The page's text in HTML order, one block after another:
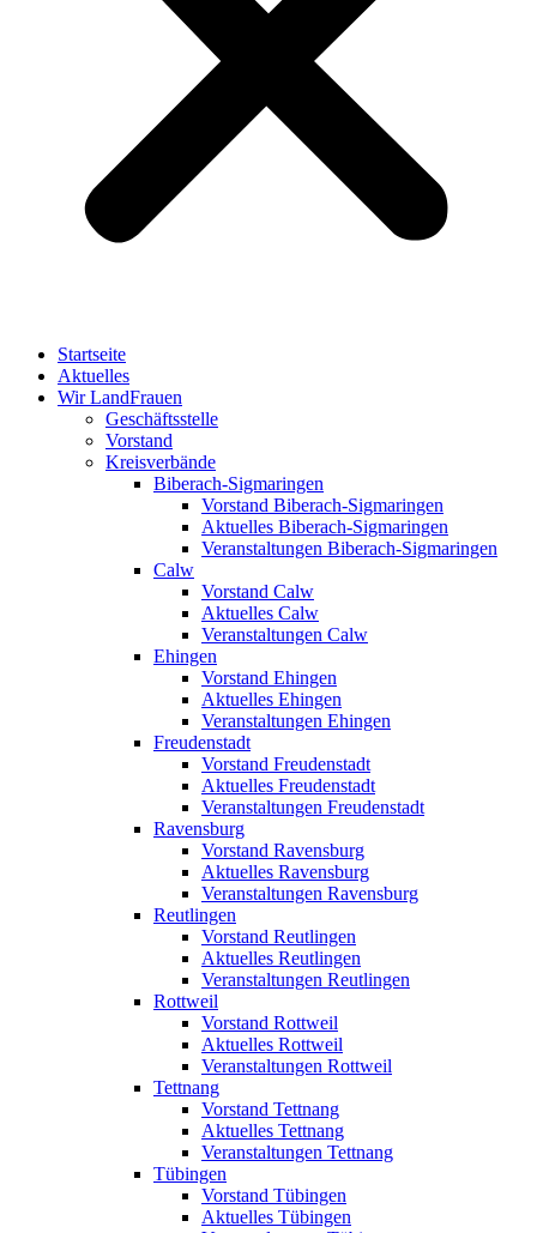
Startseite
Aktuelles
Wir LandFrauen
Geschäftsstelle
Vorstand
Kreisverbände
Biberach-Sigmaringen
Vorstand Biberach-Sigmaringen
Aktuelles Biberach-Sigmaringen
Veranstaltungen Biberach-Sigmaringen
Calw
Vorstand Calw
Aktuelles Calw
Veranstaltungen Calw
Ehingen
Vorstand Ehingen
Aktuelles Ehingen
Veranstaltungen Ehingen
Freudenstadt
Vorstand Freudenstadt
Aktuelles Freudenstadt
Veranstaltungen Freudenstadt
Ravensburg
Vorstand Ravensburg
Aktuelles Ravensburg
Veranstaltungen Ravensburg
Reutlingen
Vorstand Reutlingen
Aktuelles Reutlingen
Veranstaltungen Reutlingen
Rottweil
Vorstand Rottweil
Aktuelles Rottweil
Veranstaltungen Rottweil
Tettnang
Vorstand Tettnang
Aktuelles Tettnang
Veranstaltungen Tettnang
Tübingen
Vorstand Tübingen
Aktuelles Tübingen